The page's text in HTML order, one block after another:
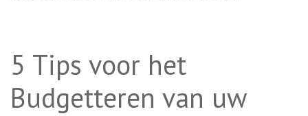
5 Tips voor het
Budgetteren van uw